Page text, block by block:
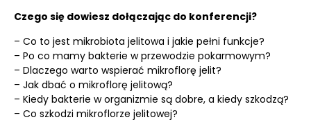
Czego się dowiesz dołączając do konferencji?
– Co to jest mikrobiota jelitowa i jakie pełni funkcje?
– Po co mamy bakterie w przewodzie pokarmowym?
– Dlaczego warto wspierać mikroflorę jelit?
– Jak dbać o mikroflorę jelitową?
– Kiedy bakterie w organizmie są dobre, a kiedy szkodzą?
– Co szkodzi mikroflorze jelitowej?